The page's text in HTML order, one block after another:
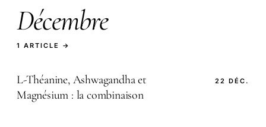
Décembre
1 ARTICLE →
L-Théanine, Ashwagandha et
Magnésium : la combinaison
22 DÉC.